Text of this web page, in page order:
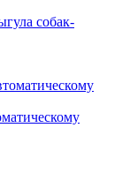
собак-